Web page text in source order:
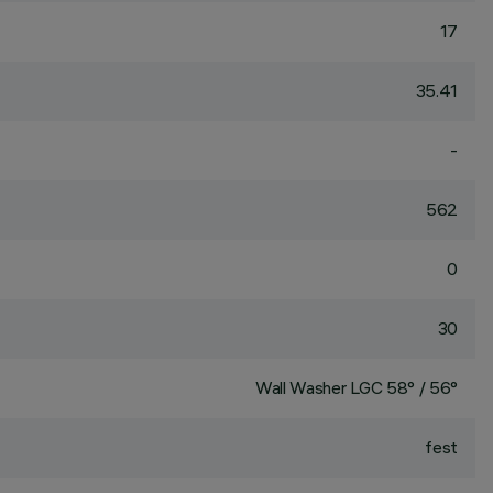
17
35.41
-
562
0
30
Wall Washer LGC 58° / 56°
fest